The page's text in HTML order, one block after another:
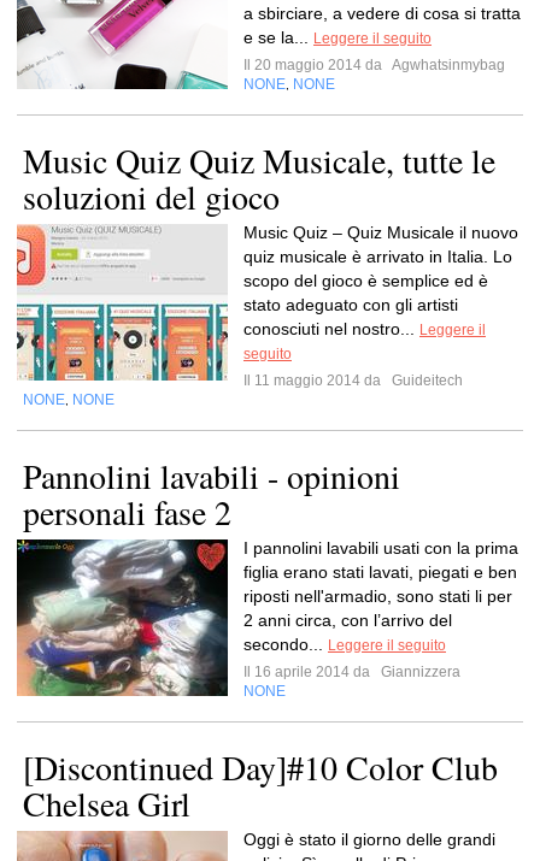
a sbirciare, a vedere di cosa si tratta
e se la...
Leggere il seguito
Il 20 maggio 2014 da Agwhatsinmybag
NONE NONE
Music Quiz Quiz Musicale, tutte le
soluzioni del gioco
Music Quiz – Quiz Musicale il nuovo
quiz musicale è arrivato in Italia. Lo
scopo del gioco è semplice ed è
stato adeguato con gli artisti
conosciuti nel nostro...
Leggere il
seguito
Il 11 maggio 2014 da
Guideitech
NONE NONE
Pannolini lavabili - opinioni
personali fase 2
I pannolini lavabili usati con la prima
figlia erano stati lavati, piegati e ben
riposti nell'armadio, sono stati li per
2 anni circa, con l’arrivo del
secondo...
Leggere il seguito
Il 16 aprile 2014 da
Giannizzera
NONE
[Discontinued Day]#10 Color Club
Chelsea Girl
Oggi è stato il giorno delle grandi